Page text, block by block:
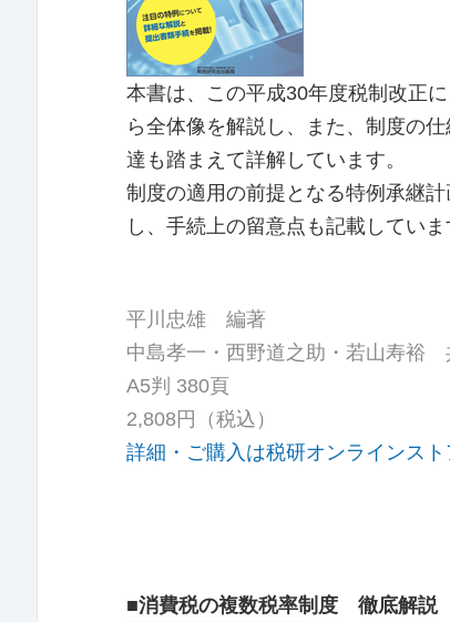
本書は、この平成30年度税制改正
ら全体像を解説し、また、制度の
達も踏まえて詳解しています。
制度の適用の前提となる特例承継
し、手続上の留意点も記載していま
平川忠雄 編著
中島孝一・西野道之助・若山寿裕
A5判 380頁
2,808円（税込）
詳細・ご購入は税研オンラインスト
■消費税の複数税率制度 徹底解説